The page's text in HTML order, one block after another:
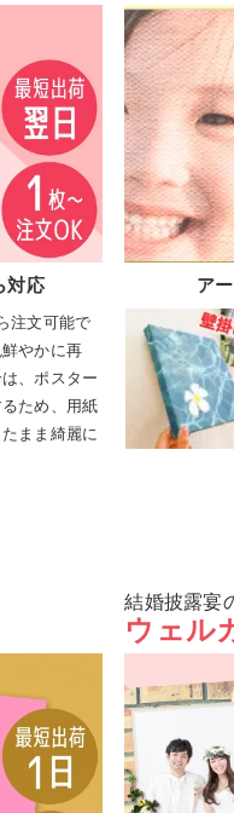
対応
注文可能で
やかに再
、ポスター
ため、用紙
まま綺麗に
ア
結婚披露宴
ウェル